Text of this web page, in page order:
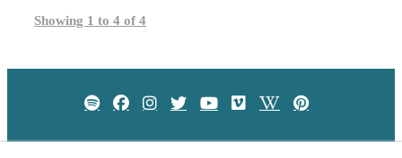
Showing 1 to 4 of 4